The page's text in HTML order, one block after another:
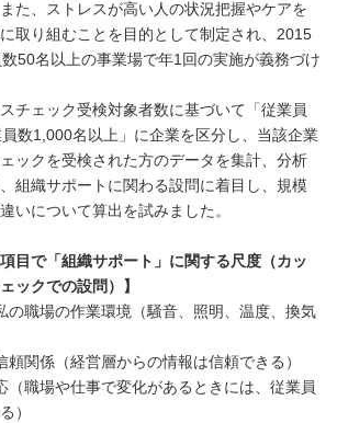
た、ストレスが高い人の状況把握やケアを
取り組むことを目的として制定され、2015
50名以上の事業場で年1回の実施が義務づけ
チェック受検対象者数に基づいて「従業員
数1,000名以上」に企業を区分し、当該企業
ックを受検された方のデータを集計、分析
組織サポートに関わる設問に着目し、規模
いについて算出を試みました。
目で「組織サポート」に関する尺度（カッ
ックでの設問）】
の職場の作業環境（騒音、照明、温度、換気
関係（経営層からの情報は信頼できる）
（職場や仕事で変化があるときには、従業員
）